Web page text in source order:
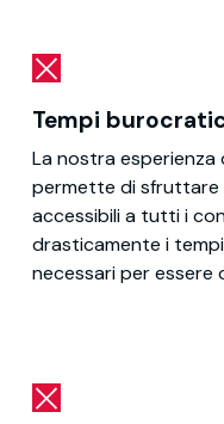
Tempi
La nostra esperienza
permette di sfruttare
accessibili a tutti i
drasticamente i
necessari per essere